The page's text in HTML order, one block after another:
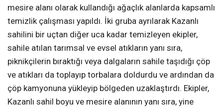
mesire alanı olarak kullandığı ağaçlık alanlarda kapsamlı
temizlik çalışması yapıldı. İki gruba ayrılarak Kazanlı
sahilini bir uçtan diğer uca kadar temizleyen ekipler,
sahile atılan tarımsal ve evsel atıkların yanı sıra,
piknikçilerin bıraktığı veya dalgaların sahile taşıdığı çöp
ve atıkları da toplayıp torbalara doldurdu ve ardından da
çöp kamyonuna yükleyip bölgeden uzaklaştırdı. Ekipler,
Kazanlı sahil boyu ve mesire alanının yanı sıra, yine